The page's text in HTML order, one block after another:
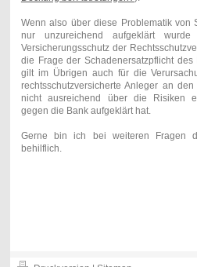
Wenn also über diese Problematik von
nur unzureichend aufgeklärt
Versicherungsschutz der
die Frage der Schadenersatzpflicht
gilt im Übrigen auch für die
rechtsschutzversicherte Anleger an
nicht ausreichend über die Risiken
gegen die Bank aufgeklärt hat.
Gerne bin ich bei weiteren Fragen
behilflich.